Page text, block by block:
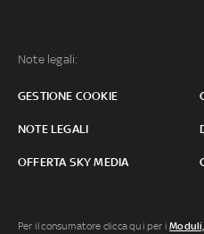
Note legali:
GESTIONE COOKIE
NOTE LEGALI
OFFERTA SKY MEDIA
Per il consumatore clicca qui per i